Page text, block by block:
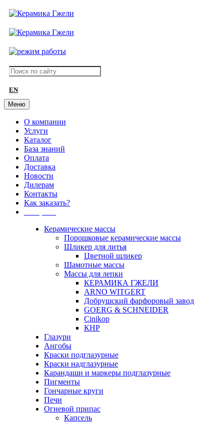
EN
Меню
О компании
Услуги
Каталог
База знаний
Оплата
Доставка
Новости
Дилерам
Контакты
Как заказать?
Керамические массы
Порошковые керамические массы
Шликер для литья
Цветной шликер
Шамотные массы
Массы для лепки
КЕРАМИКА ГЖЕЛИ
ARNO WITGERT
Добрушский фарфоровый завод
GOERG & SCHNEIDER
Cinikop
КНР
Глазури
Ангобы
Краски подглазурные
Краски надглазурные
Карандаши и маркеры подглазурные
Пигменты
Гончарные круги
Печи
Огневой припас
Капсель